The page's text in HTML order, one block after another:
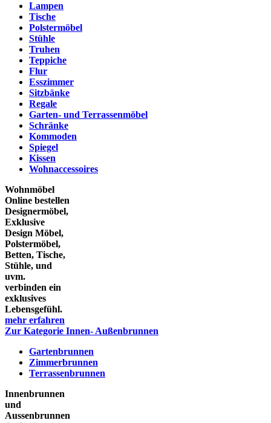
Lampen
Tische
Polstermöbel
Stühle
Truhen
Teppiche
Flur
Esszimmer
Sitzbänke
Regale
Garten- und Terrassenmöbel
Schränke
Kommoden
Spiegel
Kissen
Wohnaccessoires
Wohnmöbel
Online bestellen
Designermöbel,
Exklusive
Design Möbel,
Polstermöbel,
Betten, Tische,
Stühle, und
uvm.
verbinden ein
exklusives
Lebensgefühl.
mehr erfahren
Zur Kategorie Innen- Außenbrunnen
Gartenbrunnen
Zimmerbrunnen
Terrassenbrunnen
Innenbrunnen
und
Aussenbrunnen